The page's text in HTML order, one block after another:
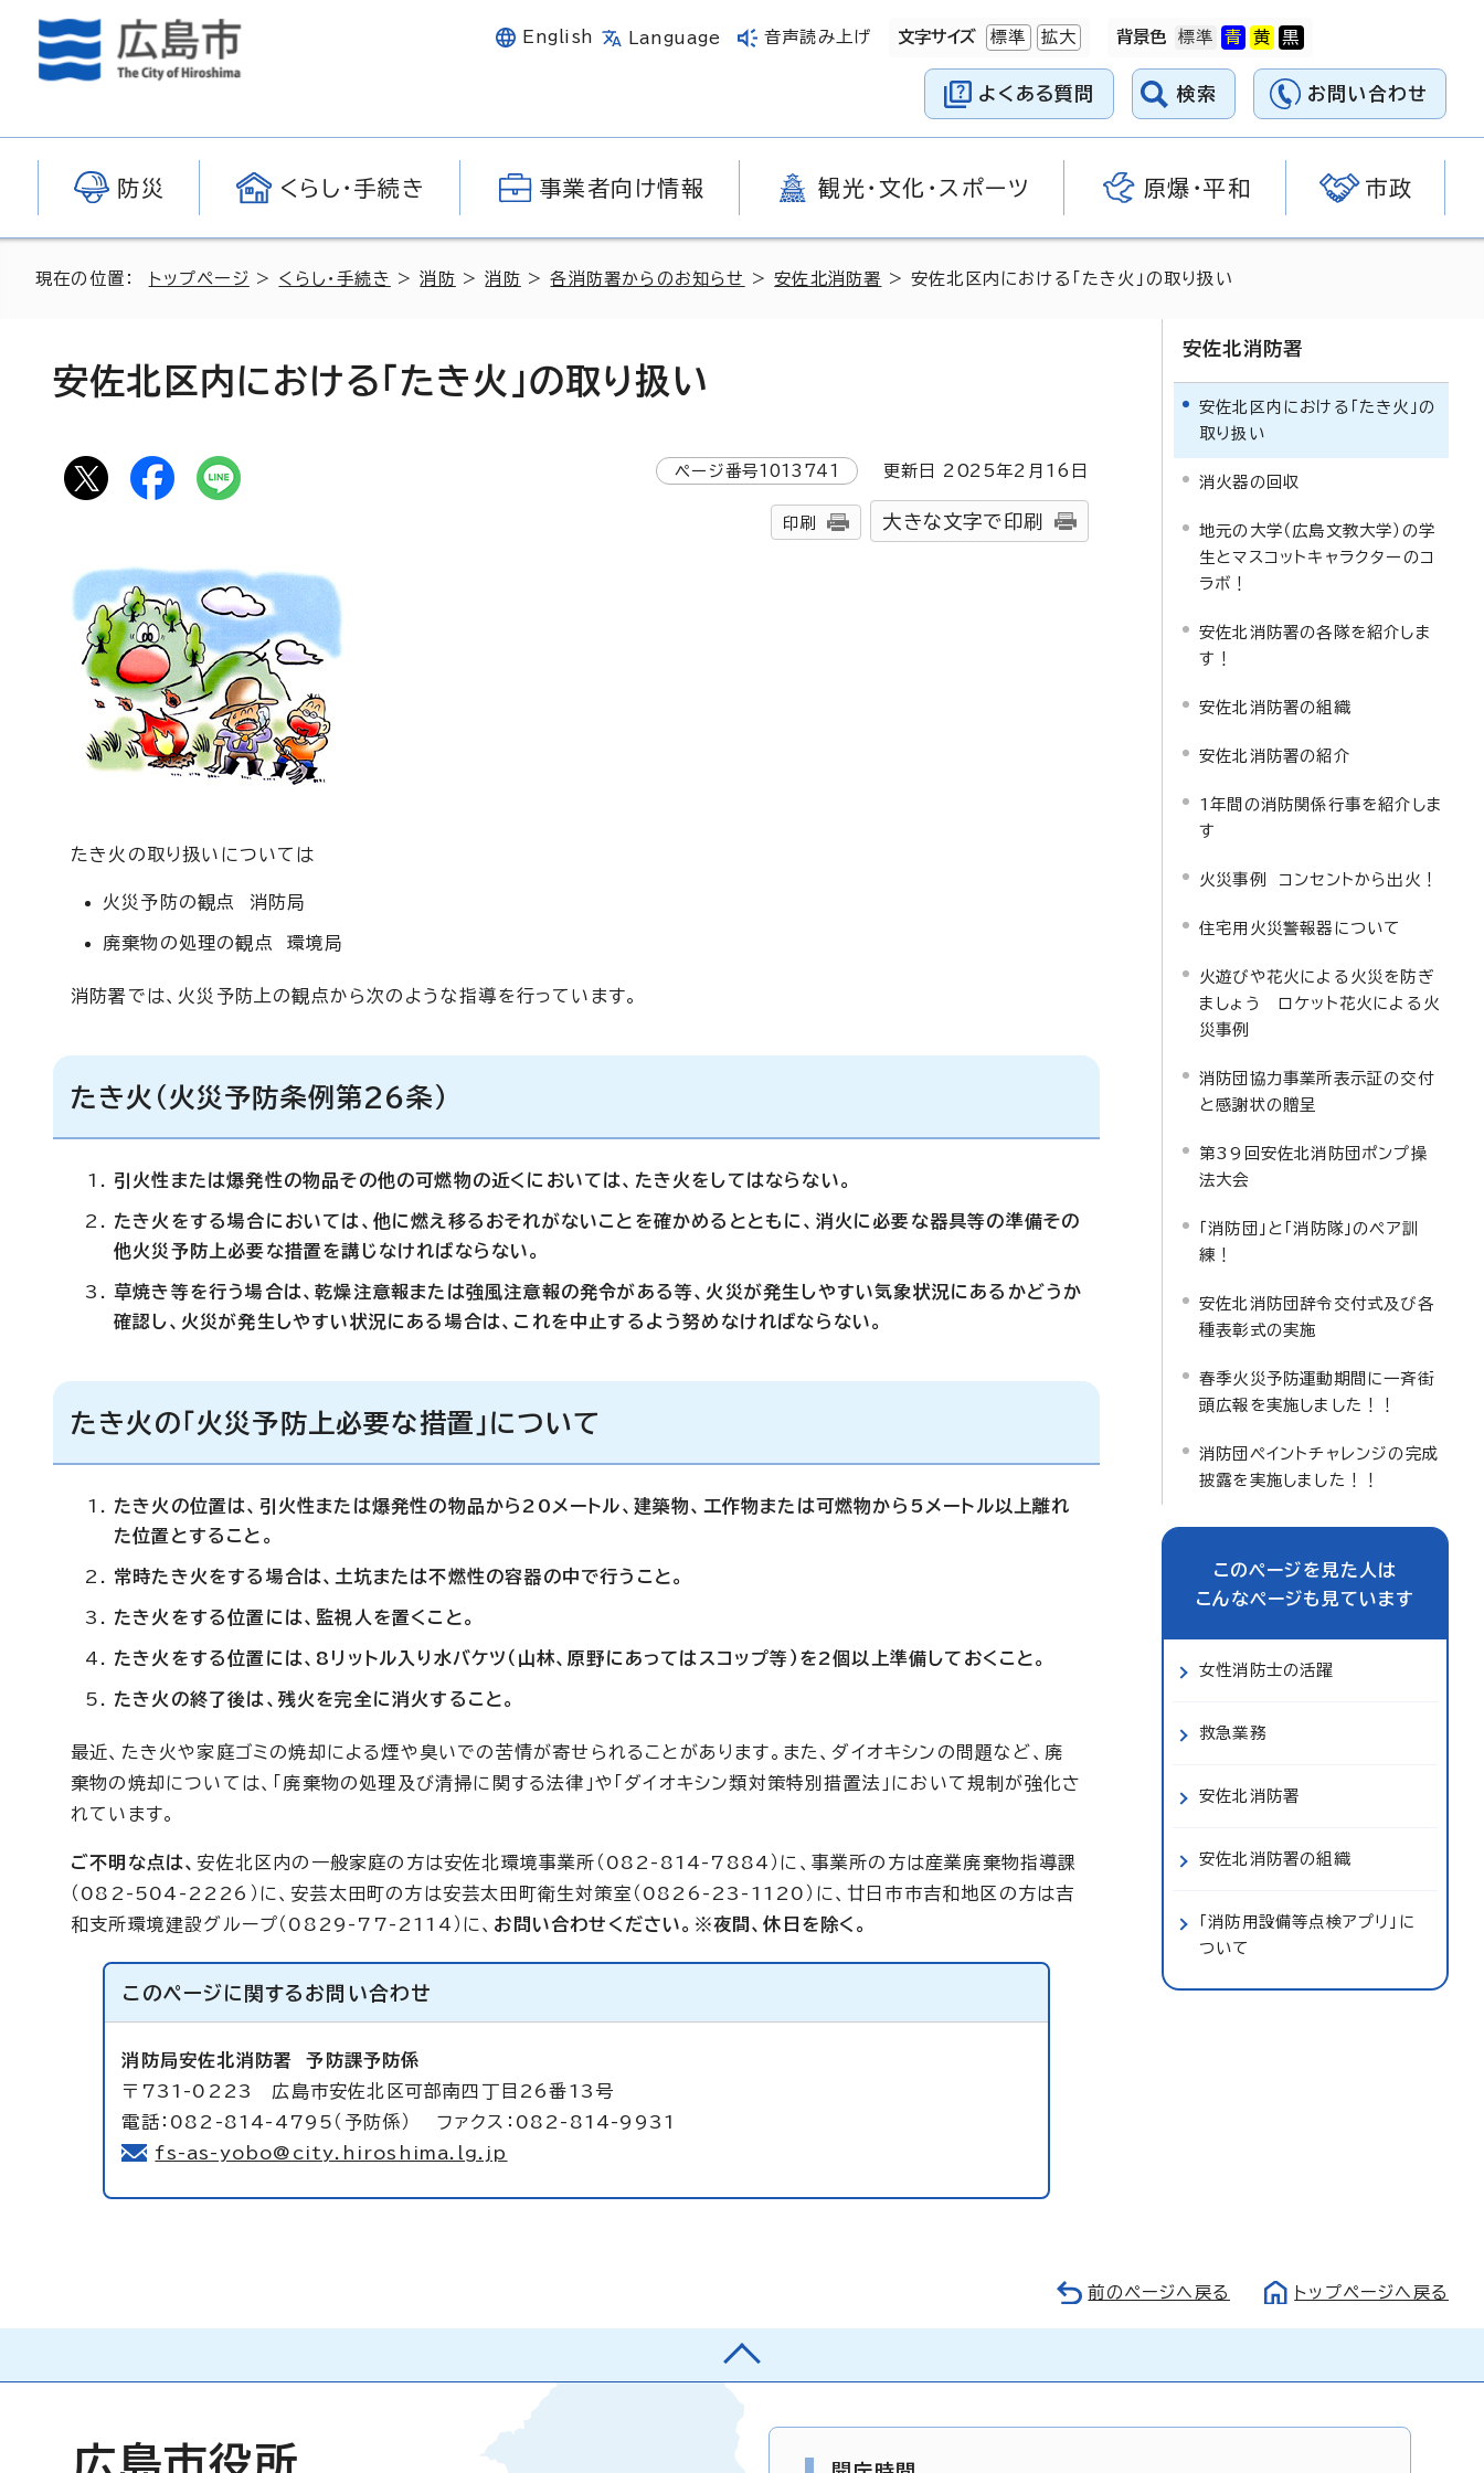
English Language 音声読み上げ 文字サイズ 標準 拡大 背景色
よくある質問 検索 お問い合わせ
防災 くらし・手続き 事業者向け情報 観光・文化・スポーツ 原爆・平和 市政
現在の位置： トップページ > くらし・手続き >消防 >消防 >各消防署からのお知らせ >安佐北消防署 > 安佐北区内における「たき火」の取り扱い
安佐北区内における「たき火」の取り扱い
ページ番号1013741 更新日 2025年2月 16 日
印刷 大きな文字で印刷
たき火の取り扱いについては
火災予防の観点 消防局
廃棄物の処理の観点 環境局
消防署では、火災予防上の観点から次のような指導を行っています。
たき火（火災予防条例第26条）
引火性または爆発性の物品その他の可燃物の近くにおいては、たき火をしてはならない。
たき火をする場合においては、他に燃え移るおそれがないことを確かめるとともに、消火に必要な器具等の準備その
他火災予防上必要な措置を講じなければならない。
草焼き等を行う場合は、乾燥注意報または強風注意報の発令がある等、火災が発生しやすい気象状況にあるかどうか
確認し、火災が発生しやすい状況にある場合は、これを中止するよう努めなければならない。
たき火の「火災予防上必要な措置」について
たき火の位置は、引火性または爆発性の物品から20メートル、建築物、工作物または可燃物から5メートル以上離れ
た位置とすること。
常時たき火をする場合は、土坑または不燃性の容器の中で行うこと。
たき火をする位置には、監視人を置くこと。
たき火をする位置には、8リットル入り水バケツ（山林、原野にあってはスコップ等）を2個以上準備しておくこと。
たき火の終了後は、残火を完全に消火すること。
最近、たき火や家庭ゴミの焼却による煙や臭いでの苦情が寄せられることがあります。また、ダイオキシンの問題など、廃
棄物の焼却については、「廃棄物の処理及び清掃に関する法律」や「ダイオキシン類対策特別措置法」において規制が強化さ
れています。
ご不明な点は、安佐北区内の一般家庭の方は安佐北環境事業所（082-814-7884）に、事業所の方は産業廃棄物指導課
（082-504-2226）に、安芸太田町の方は安芸太田町衛生対策室（0826-23-1120）に、廿日市市吉和地区の方は吉
和支所環境建設グループ（0829-77-2114）に、 お問い合わせください。※夜間、休日を除く。
このページに関する お問い合わせ
消防局安佐北消防署予防課予防係
〒731-0223 広島市安佐北区可部南四丁目26番13号
電話：082-814-4795（予防係） ファクス：082-814-9931
fs-as-yobo@city.hiroshima.lg.jp
安佐北消防署
安佐北区内における「たき火」の
取り扱い
消火器の回収
地元の大学（広島文教大学）の学
生とマスコットキャラクターのコ
ラボ！
安佐北消防署の各隊を紹介しま
す！
安佐北消防署の組織
安佐北消防署の紹介
1年間の消防関係行事を紹介しま
す
火災事例 コンセントから出火！
住宅用火災警報器について
火遊びや花火による火災を防ぎ
ましょう ロケット花火による火
災事例
消防団協力事業所表示証の交付
と感謝状の贈呈
第39回安佐北消防団ポンプ操
法大会
「消防団」と「消防隊」のペア訓
練！
安佐北消防団辞令交付式及び各
種表彰式の実施
春季火災予防運動期間に一斉街
頭広報を実施しました！！
消防団ペイントチャレンジの完成
披露を実施しました！！
このページを見た人は
こんなページも見ています
女性消防士の活躍
救急業務
安佐北消防署
安佐北消防署の組織
「消防用設備等点検アプリ」に
ついて
前のページへ戻る トップページへ戻る
広島市役所